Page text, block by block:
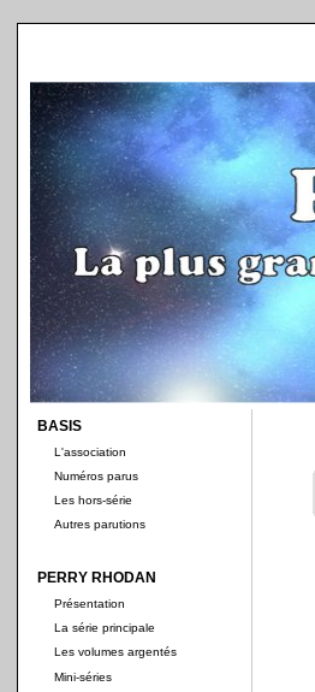
BASIS
L'association
Numéros parus
Les hors-série
Autres parutions
PERRY RHODAN
Présentation
La série principale
Les volumes argentés
Mini-séries